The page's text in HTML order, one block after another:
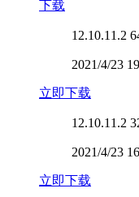
下载
12.10.11.2
2021/4/23
立即下载
12.10.11.2
2021/4/23
立即下载